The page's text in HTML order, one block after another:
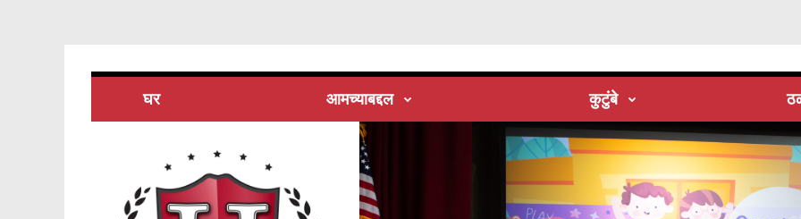
घर आमच्याबद्दल कुटुंबे